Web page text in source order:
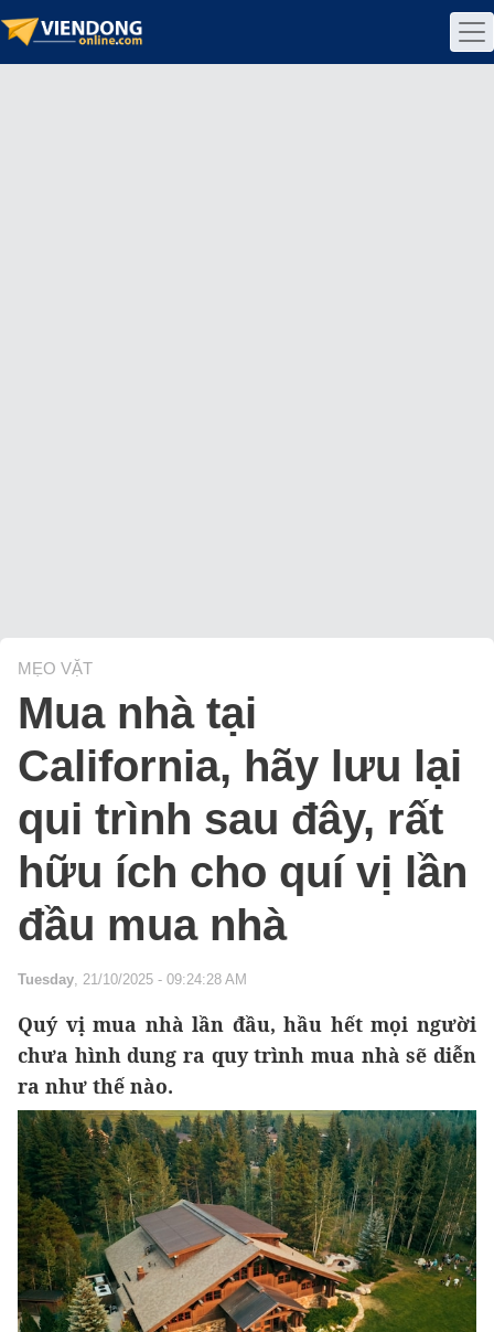
MẸO VẶT
Mua nhà tại
California, hãy lưu lại
qui trình sau đây, rất
hữu ích cho quí vị lần
đầu mua nhà
Tuesday, 21/10/2025 - 09:24:28 AM
Quý vị mua nhà lần đầu, hầu hết mọi người
chưa hình dung ra quy trình mua nhà sẽ diễn
ra như thế nào.